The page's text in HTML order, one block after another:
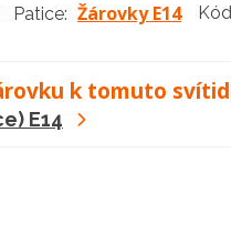
Patice: Žárovky E14
k tomuto
E14